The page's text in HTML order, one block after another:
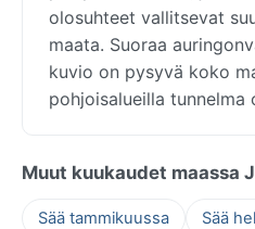
olosuhteet vallitsevat
maata. Suoraa
kuvio on pysyvä koko
pohjoisalueilla tunnelma
Muut kuukaudet maassa
Sää tammikuussa
Sää